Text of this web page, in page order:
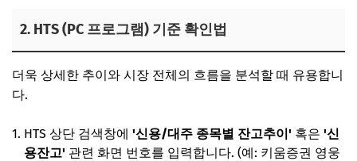
2. HTS (PC 프로그램) 기준 확인법
더욱 상세한 추이와 시장 전체의 흐름을 분석할 때 유용합니
다.
HTS 상단 검색창에 '신용/대주 종목별 잔고추이' 혹은 '신
용잔고' 관련 화면 번호를 입력합니다. (예: 키움증권 영웅